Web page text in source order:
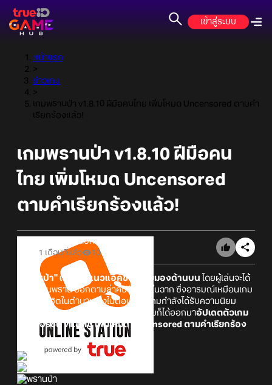
เข้าสู่ระบบ
หน้าแรก
>
ข่าวเกม
>
เกมพรานป่า v1.8.10 ฝีมือคนไทย เพิ่มโหมด Uncensored ตามคำ
เรียกร้องแล้ว!
เกมพรานป่า v1.8.10 ฝีมือคน
ไทย เพิ่มโหมด Uncensored
ตามคำเรียกร้องแล้ว!
Online Station
1 เดือนที่แล้ว
10
"พรานป่า" เป็นเกมแนวแอ็คชั่นในมุมมองด้านบน โดยผู้เล่นจะได้
รับบทเป็นพราน ออกตามล่าคนป่าภายในฉาก ซึ่งอารมณ์เหมือนเกม
แฟลชสุดฮิตในตำนาน ซึ่งในตอนนี้ตัวเกมกำลังได้รับความนิยม
อย่างมาก และล่าสุดทางผู้พัฒนาคนไทยก็ได้ออกมาอัปเดตตัวเกม
เป็นเวอร์ชั่น v1.8.10 เพิ่มโหมด Uncensored ตามคำเรียกร้อง